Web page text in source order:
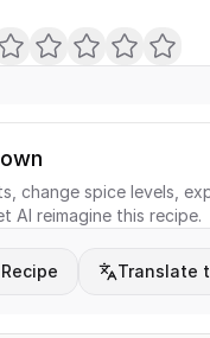
change spice levels,
AI reimagine this recipe.
Translate